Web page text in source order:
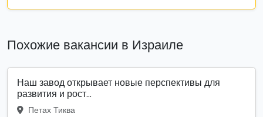
Похожие вакансии в Израиле
Наш завод открывает новые перспективы для
развития и рост...
Петах Тиква